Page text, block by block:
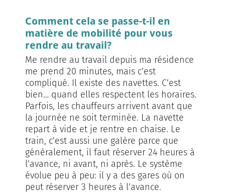
Comment cela se passe-t-il en
matière de mobilité pour vous
rendre au travail?
Me rendre au travail depuis ma résidence
me prend 20 minutes, mais c’est
compliqué. Il existe des navettes. C’est
bien… quand elles respectent les horaires.
Parfois, les chauffeurs arrivent avant que
la journée ne soit terminée. La navette
repart à vide et je rentre en chaise. Le
train, c’est aussi une galère parce que
généralement, il faut réserver 24 heures à
l’avance, ni avant, ni après. Le système
évolue peu à peu: il y a des gares où on
peut réserver 3 heures à l’avance.